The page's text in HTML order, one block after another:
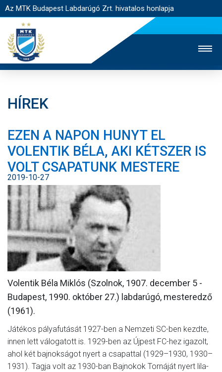
Az MTK Budapest Labdarúgó Zrt. hivatalos honlapja
JEGYÉRTÉKESÍTÉS
WEBSHOP
STADION
EGYESÜLET
KAPCSOLAT
NYITÓLAP
HÍREK
CSAPATOK
MÉRKŐZÉSEK
KLUB
GALÉRIA
SZURKOLÓI ÉLMÉNYEK
HÍREK
EZEN A NAPON HUNYT EL
VOLENTIK BÉLA, AKI KÉTSZER IS
VOLT CSAPATUNK MESTERE
2019-10-27
Volentik Béla Miklós (Szolnok, 1907. december 5 -
Budapest, 1990. október 27.) labdarúgó, mesteredző
(1961).
Játékos pályafutását 1927-ben a Nemzeti SC-ben kezdte,
innen lett válogatott is. 1929-ben az Újpest FC-hez igazolt,
ahol két bajnokságot nyert a csapattal (1929–1930, 1930–
1931). Tagja volt az 1930-ban Bajnokok Tornáját nyert lila-